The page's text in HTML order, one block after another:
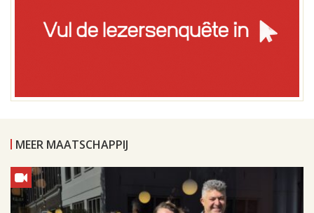
MEER MAATSCHAPPIJ